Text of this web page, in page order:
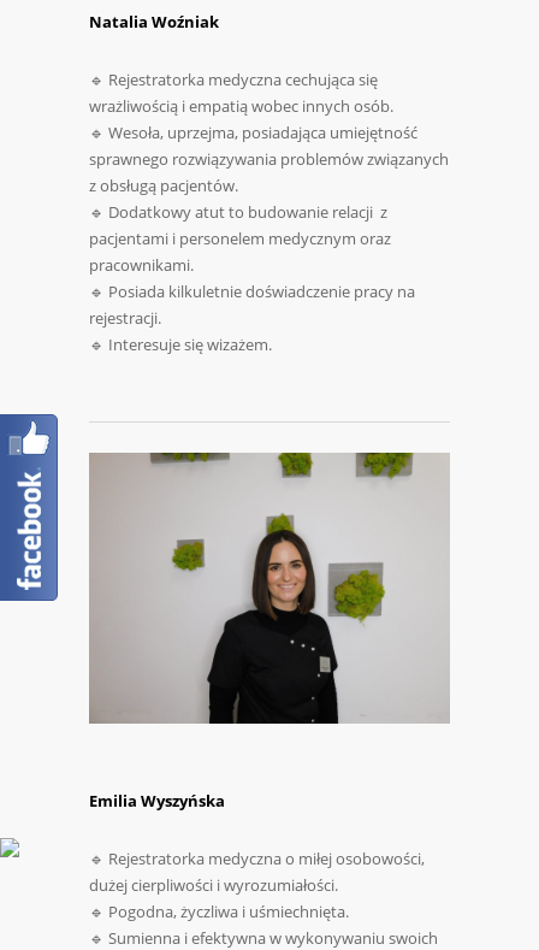
Natalia Woźniak
🔹 Rejestratorka medyczna cechująca się
wrażliwością i empatią wobec innych osób.
🔹 Wesoła, uprzejma, posiadająca umiejętność
sprawnego rozwiązywania problemów związanych
z obsługą pacjentów.
🔹 Dodatkowy atut to budowanie relacji z
pacjentami i personelem medycznym oraz
pracownikami.
🔹 Posiada kilkuletnie doświadczenie pracy na
rejestracji.
🔹 Interesuje się wizażem.
Emilia Wyszyńska
🔹 Rejestratorka medyczna o miłej osobowości,
dużej cierpliwości i wyrozumiałości.
🔹 Pogodna, życzliwa i uśmiechnięta.
🔹 Sumienna i efektywna w wykonywaniu swoich